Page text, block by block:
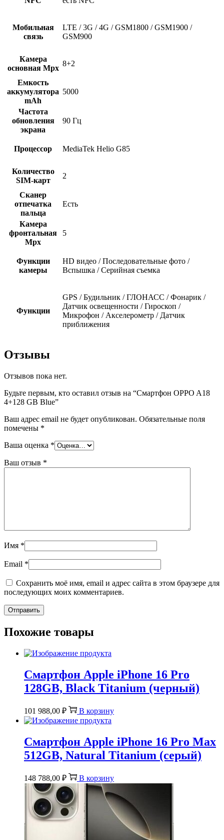
Мобильная
связь
LTE / 3G / 4G / GSM1800 / GSM1900 /
GSM900
Камера
основная Mpx
8+2
Емкость
аккумулятора
mAh
5000
Частота
обновления
экрана
90 Гц
Процессор MediaTek Helio G85
Количество
SIM-карт
2
Сканер
отпечатка
пальца
Есть
Камера
фронтальная
Mpx
5
Функции
камеры
HD видео / Последовательные фото /
Вспышка / Серийная съемка
Функции
GPS / Будильник / ГЛОНАСС / Фонарик /
Датчик освещенности / Гироскоп /
Микрофон / Акселерометр / Датчик
приближения
Отзывы
Отзывов пока нет.
Будьте первым, кто оставил отзыв на “Смартфон OPPO A18
4+128 GB Blue”
Ваш адрес email не будет опубликован. Обязательные поля
помечены *
Ваша оценка *
Ваш отзыв *
Имя *
Email *
Сохранить моё имя, email и адрес сайта в этом браузере для
последующих моих комментариев.
Похожие товары
Смартфон Apple iPhone 16 Pro
128GB, Black Titanium (черный)
101 988,00 ₽ В корзину
Смартфон Apple iPhone 16 Pro Max
512GB, Natural Titanium (серый)
148 788,00 ₽ В корзину